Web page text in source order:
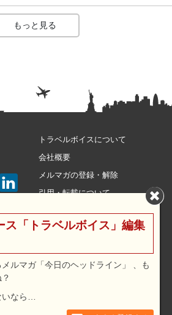
もっと見る
トラベルボイスについて
会社概要
メルマガの登録・解除
引用・転載について
利用規約
広告メニュー・料金
ス「トラベルボイス」編集
ルマガ「今日のヘッドライン」 、も
なら…